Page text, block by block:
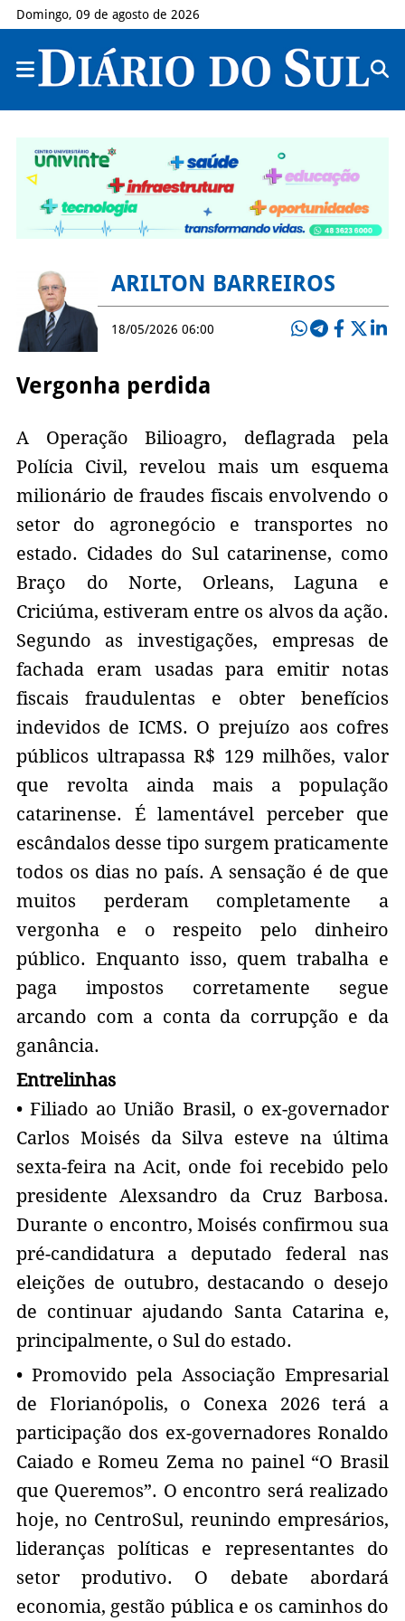
Domingo, 09 de agosto de 2026
ARILTON BARREIROS
18/05/2026 06:00
Vergonha perdida
A Operação Bilioagro, deflagrada pela
Polícia Civil, revelou mais um esquema
milionário de fraudes fiscais envolvendo o
setor do agronegócio e transportes no
estado. Cidades do Sul catarinense, como
Braço do Norte, Orleans, Laguna e
Criciúma, estiveram entre os alvos da ação.
Segundo as investigações, empresas de
fachada eram usadas para emitir notas
fiscais fraudulentas e obter benefícios
indevidos de ICMS. O prejuízo aos cofres
públicos ultrapassa R$ 129 milhões, valor
que revolta ainda mais a população
catarinense. É lamentável perceber que
escândalos desse tipo surgem praticamente
todos os dias no país. A sensação é de que
muitos perderam completamente a
vergonha e o respeito pelo dinheiro
público. Enquanto isso, quem trabalha e
paga impostos corretamente segue
arcando com a conta da corrupção e da
ganância.
Entrelinhas
• Filiado ao União Brasil, o ex-governador
Carlos Moisés da Silva esteve na última
sexta-feira na Acit, onde foi recebido pelo
presidente Alexsandro da Cruz Barbosa.
Durante o encontro, Moisés confirmou sua
pré-candidatura a deputado federal nas
eleições de outubro, destacando o desejo
de continuar ajudando Santa Catarina e,
principalmente, o Sul do estado.
• Promovido pela Associação Empresarial
de Florianópolis, o Conexa 2026 terá a
participação dos ex-governadores Ronaldo
Caiado e Romeu Zema no painel “O Brasil
que Queremos”. O encontro será realizado
hoje, no CentroSul, reunindo empresários,
lideranças políticas e representantes do
setor produtivo. O debate abordará
economia, gestão pública e os caminhos do